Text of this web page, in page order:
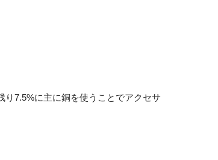
7.5%に主に銅を使うことでアクセサ